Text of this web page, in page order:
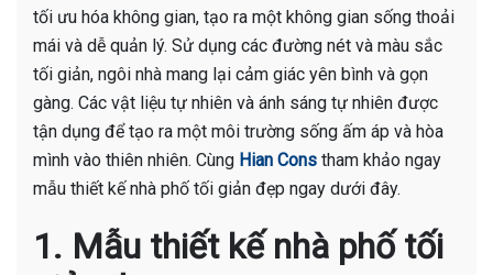
tối ưu hóa không gian, tạo ra một không gian sống thoải
mái và dễ quản lý. Sử dụng các đường nét và màu sắc
tối giản, ngôi nhà mang lại cảm giác yên bình và gọn
gàng. Các vật liệu tự nhiên và ánh sáng tự nhiên được
tận dụng để tạo ra một môi trường sống ấm áp và hòa
mình vào thiên nhiên. Cùng Hian Cons tham khảo ngay
mẫu thiết kế nhà phố tối giản đẹp ngay dưới đây.
1. Mẫu thiết kế nhà phố tối